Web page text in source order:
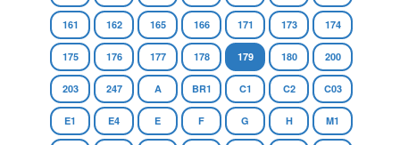
161 162 165 166 171 173 174
175 176 177 178 179 180 200
203 247 A BR1 C1 C2 C03
E1 E4 E F G H M1